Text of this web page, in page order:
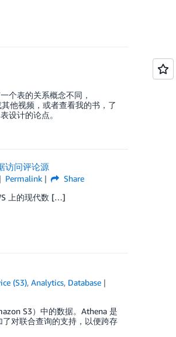
个表的关系概念不同，
他视频，或者查看我的书，了
设计的论点。
访问评论源
Permalink
Share
上的现代数 […]
(S3),Analytics, Database
S3）中的数据。Athena 是
对联合查询的支持，以便跨存